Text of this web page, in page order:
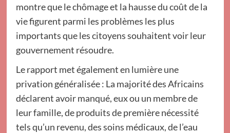
montre que le chômage et la hausse du coût de la
vie figurent parmi les problèmes les plus
importants que les citoyens souhaitent voir leur
gouvernement résoudre.
Le rapport met également en lumière une
privation généralisée : La majorité des Africains
déclarent avoir manqué, eux ou un membre de
leur famille, de produits de première nécessité
tels qu’un revenu, des soins médicaux, de l’eau